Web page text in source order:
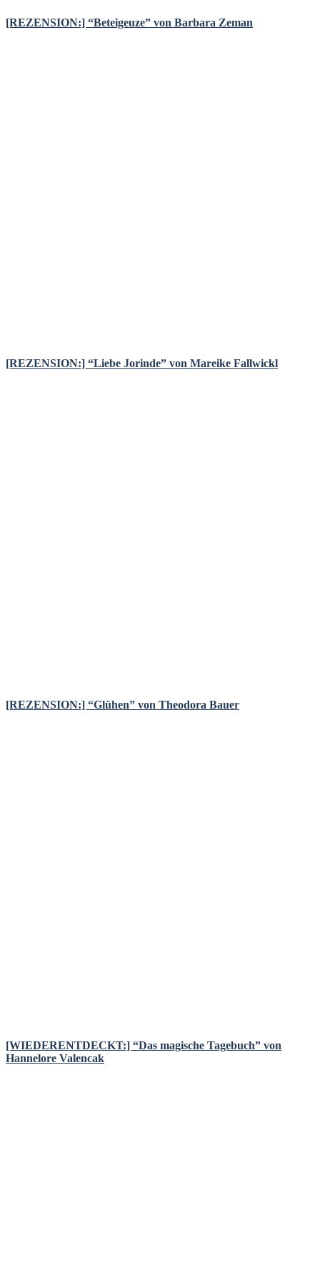
[REZENSION:] “Beteigeuze” von Barbara Zeman
[REZENSION:] “Liebe Jorinde” von Mareike Fallwickl
[REZENSION:] “Glühen” von Theodora Bauer
[WIEDERENTDECKT:] “Das magische Tagebuch” von
Hannelore Valencak